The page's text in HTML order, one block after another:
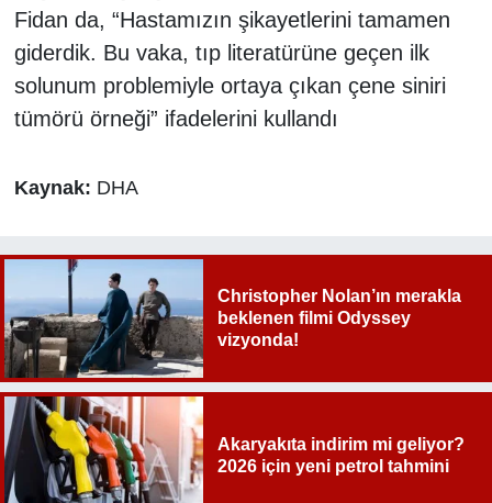
Fidan da, “Hastamızın şikayetlerini tamamen
giderdik. Bu vaka, tıp literatürüne geçen ilk
solunum problemiyle ortaya çıkan çene siniri
tümörü örneği” ifadelerini kullandı
Kaynak: DHA
Christopher Nolan’ın merakla
beklenen filmi Odyssey
vizyonda!
Akaryakıta indirim mi geliyor?
2026 için yeni petrol tahmini